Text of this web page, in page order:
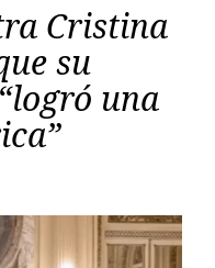
Cristina
su
una